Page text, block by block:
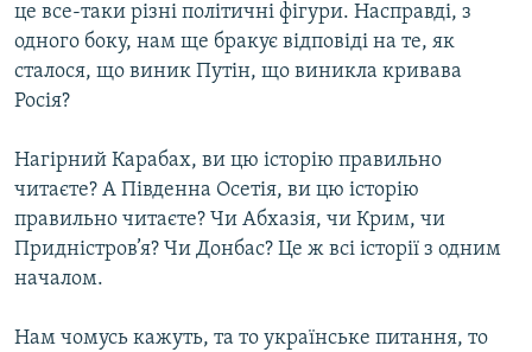
це все-таки різні політичні фігури. Насправді, з
одного боку, нам ще бракує відповіді на те, як
сталося, що виник Путін, що виникла кривава
Росія?
Нагірний Карабах, ви цю історію правильно
читаєте? А Південна Осетія, ви цю історію
правильно читаєте? Чи Абхазія, чи Крим, чи
Придністров’я? Чи Донбас? Це ж всі історії з одним
началом.
Нам чомусь кажуть, та то українське питання, то